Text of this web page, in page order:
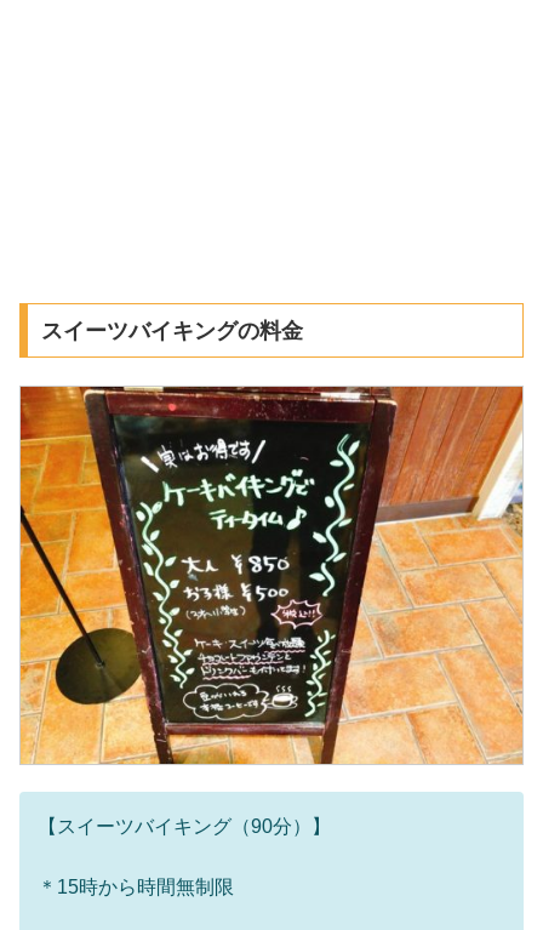
スイーツバイキングの料金
【スイーツバイキング（90分）】
＊15時から時間無制限